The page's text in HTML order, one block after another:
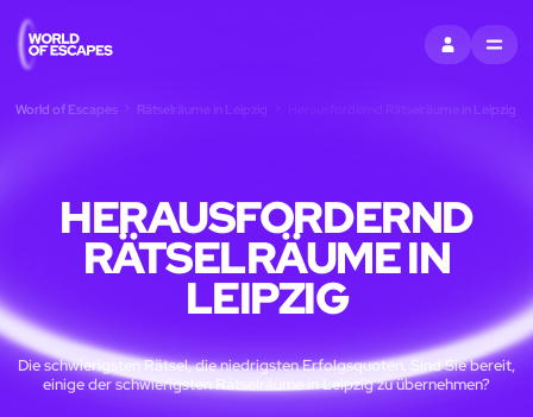
EINTRAGEN
MENU
World of Escapes Rätselräume in Leipzig Herausfordernd Rätselräume in Leipzig
HERAUSFORDERND
RÄTSELRÄUME IN
LEIPZIG
Die schwierigsten Rätsel, die niedrigsten Erfolgsquoten. Sind Sie bereit,
einige der schwierigsten Rätselräume in Leipzig zu übernehmen?